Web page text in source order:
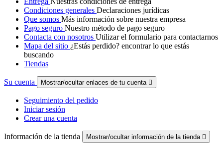
Condiciones generales Declaraciones jurídicas
Que somos Más información sobre nuestra empresa
Pago seguro Nuestro método de pago seguro
Contacta con nosotros Utilizar el formulario para contactarnos
Mapa del sitio ¿Estás perdido? encontrar lo que estás
buscando
Tiendas
Su cuenta Mostrar/ocultar enlaces de tu cuenta 
Seguimiento del pedido
Iniciar sesión
Crear una cuenta
Información de la tienda Mostrar/ocultar información de la tienda 